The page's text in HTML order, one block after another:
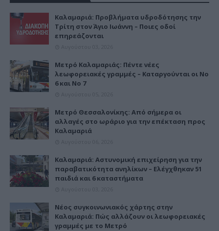
Καλαμαριά: Προβλήματα υδροδότησης την
Τρίτη στον Άγιο Ιωάννη – Ποιες οδοί
επηρεάζονται
Μετρό Καλαμαριάς: Πέντε νέες
λεωφορειακές γραμμές – Καταργούνται οι Νο
6 και Νο 7
Μετρό Θεσσαλονίκης: Από σήμερα οι
αλλαγές στο ωράριο για την επέκταση προς
Καλαμαριά
Καλαμαριά: Αστυνομική επιχείρηση για την
παραβατικότητα ανηλίκων – Ελέγχθηκαν 51
παιδιά και 6 καταστήματα
Νέος συγκοινωνιακός χάρτης στην
Καλαμαριά: Πώς αλλάζουν οι λεωφορειακές
γραμμές με το Μετρό